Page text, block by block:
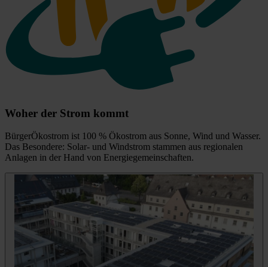
Woher der Strom kommt
BürgerÖkostrom ist 100 % Ökostrom aus Sonne, Wind und Wasser.
Das Besondere: Solar- und Windstrom stammen aus regionalen
Anlagen in der Hand von Energiegemeinschaften.